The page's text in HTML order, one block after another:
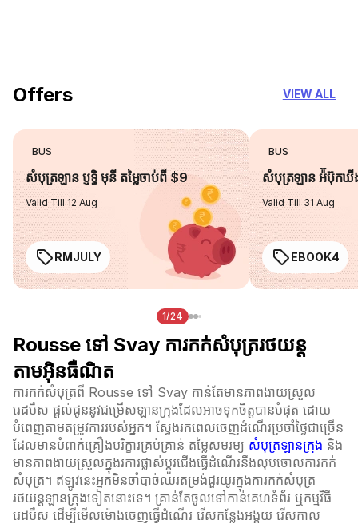
Offers VIEW ALL
BUS
សំបុត្រឡាន ប្ញទ្ធិ មុនី តម្លៃចាប់ពី $9
Valid Till 12 Aug
RMJULY
BUS
សំបុត្រឡាន អ៉ីប៊ុកឃី
Valid Till 31 Aug
EBOOK4
1/24
Rousse ទៅ Svay ការកក់សំបុត្ររថយន្ត
តាមអ៊ិនធឺណិត
ការកក់សំបុត្រពី Rousse ទៅ Svay កាន់តែមានភាពងាយស្រួល
រេដបឹស ផ្តល់ជូននូវជម្រើសឡានក្រុងដែលអាចទុកចិត្តបានបំផុត ដោយ
បំពេញតាមតម្រូវការរបស់អ្នក។ ស្វែងរកពេលចេញដំណើរប្រចាំថ្ងៃជាច្រើន
ដែលមានបំពាក់គ្រឿងបរិក្ខារគ្រប់គ្រាន់ តម្លៃសមរម្យ សំបុត្រឡានក្រុង និង
មានភាពងាយស្រួលក្នុងរការផ្លាស់ប្ដូរជើងធ្វើដំណើរនឹងលុបចោលការកក់
សំបុត្រ។ ឥឡូវនេះអ្នកមិនចាំបាច់ឈរតម្រង់ជួរយូរក្នុងការកក់សំបុត្រ
រថយន្តឡានក្រុងទៀតនោះទេ។ គ្រាន់តែចូលទៅកាន់គេហទំព័រ ឬកម្មវិធី
រេដបឹស ដើម្បីមើលម៉ោងចេញធ្វើដំណើរ រើសកន្លែងអង្គុយ រើសកាល